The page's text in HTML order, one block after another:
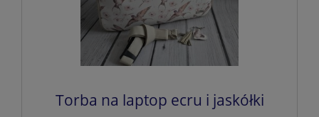
Torba na laptop ecru i jaskółki